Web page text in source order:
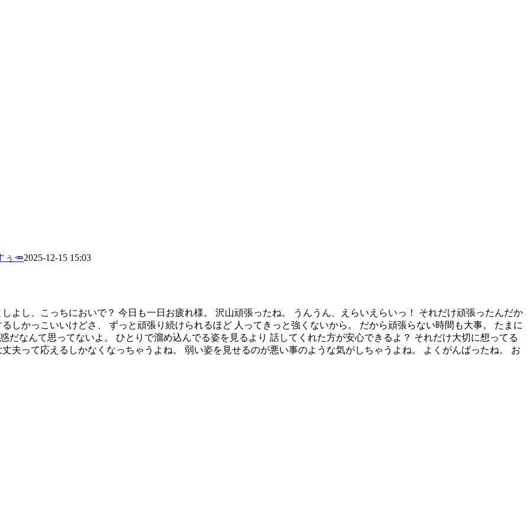
ぅ🥕2025-12-15 15:03
よし、こっちにおいで？ 今日も一日お疲れ様。 沢山頑張ったね。 うんうん、えらいえらいっ！ それだけ頑張ったんだか
しかっこいいけどさ、 ずっと頑張り続けられるほど 人ってきっと強くないから。 だから頑張らない時間も大事。 たまに
だなんて思ってないよ。 ひとりで溜め込んでる姿を見るより 話してくれた方が安心できるよ？ それだけ大切に想ってる
夫って応えるしかなくなっちゃうよね。 弱い姿を見せるのが悪い事のような気がしちゃうよね。 よくがんばったね。 お